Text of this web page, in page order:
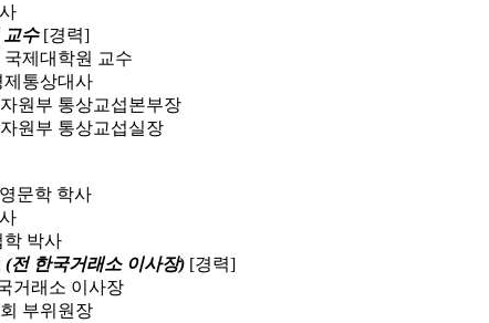
교수 [경력]
국제대학원 교수
제통상대사
원부 통상교섭본부장
원부 통상교섭실장
문학 학사
학 박사
(전 한국거래소 이사장) [경력]
거래소 이사장
부위원장